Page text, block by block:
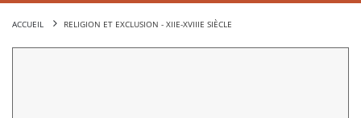
ACCUEIL RELIGION ET EXCLUSION - XIIE-XVIIIE SIÈCLE